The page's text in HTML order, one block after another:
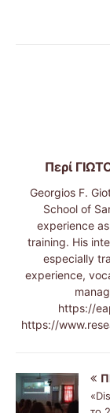
Περί
Georgios F.
School of
experience
training. His
especially
experience,
https://
https://